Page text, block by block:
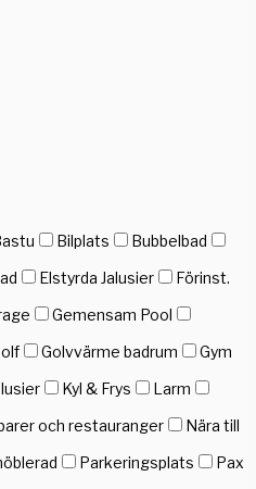
Bilplats
Bubbelbad
Elstyrda Jalusier
Förinst.
Gemensam Pool
Golvvärme badrum
Gym
Kyl & Frys
Larm
och restauranger
Nära till
Parkeringsplats
Pax